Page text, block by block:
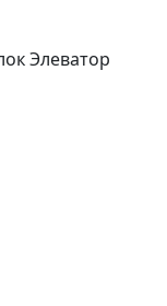
Элеватор